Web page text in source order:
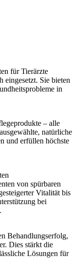
für Tierärzte
Sie bieten
in
– alle
natürliche
und erfüllen höchste
von spürbaren
Vitalität bis
bei
Behandlungserfolg,
Dies stärkt die
Lösungen für